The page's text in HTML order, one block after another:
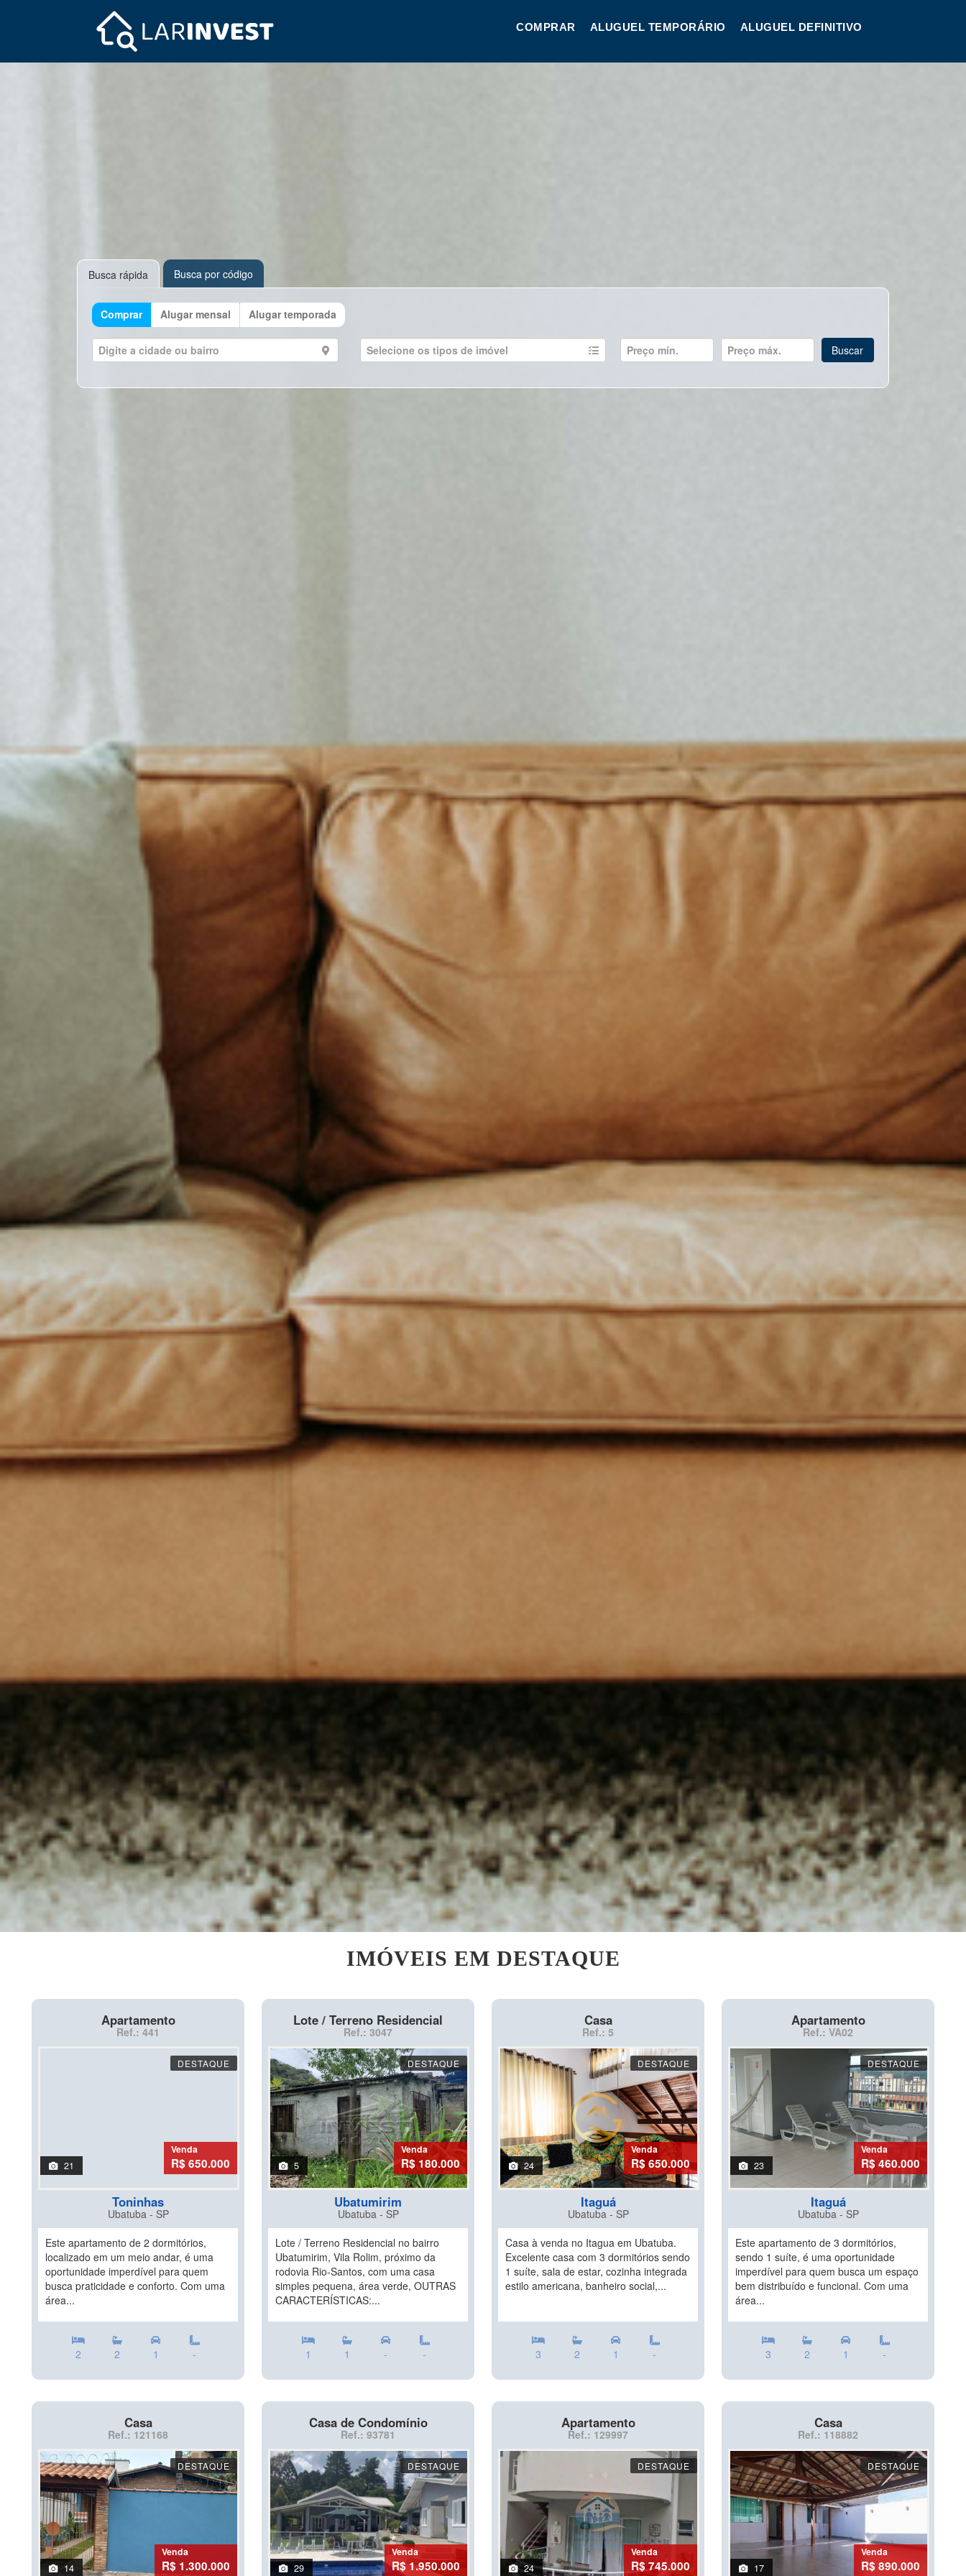
COMPRAR ALUGUEL TEMPORÁRIO ALUGUEL DEFINITIVO
Busca rápida Busca por código
Comprar Alugar mensal Alugar temporada
IMÓVEIS EM DESTAQUE
Apartamento
Ref.: 441
DESTAQUE
21
Venda
R$ 650.000
Toninhas
Ubatuba - SP
Este apartamento de 2 dormitórios,
localizado em um meio andar, é uma
oportunidade imperdível para quem
busca praticidade e conforto. Com uma
área...
2 2 1 -
Lote / Terreno Residencial
Ref.: 3047
DESTAQUE
5
Venda
R$ 180.000
Ubatumirim
Ubatuba - SP
Lote / Terreno Residencial no bairro
Ubatumirim, Vila Rolim, próximo da
rodovia Rio-Santos, com uma casa
simples pequena, área verde, OUTRAS
CARACTERÍSTICAS:...
1 1 - -
Casa
Ref.: 5
DESTAQUE
24
Venda
R$ 650.000
Itaguá
Ubatuba - SP
Casa à venda no Itagua em Ubatuba.
Excelente casa com 3 dormitórios sendo
1 suíte, sala de estar, cozinha integrada
estilo americana, banheiro social,...
3 2 1 -
Apartamento
Ref.: VA02
DESTAQUE
23
Venda
R$ 460.000
Itaguá
Ubatuba - SP
Este apartamento de 3 dormitórios,
sendo 1 suíte, é uma oportunidade
imperdível para quem busca um espaço
bem distribuído e funcional. Com uma
área...
3 2 1 -
Casa
Ref.: 121168
DESTAQUE
14
Venda
R$ 1.300.000
Casa de Condomínio
Ref.: 93781
DESTAQUE
29
Venda
R$ 1.950.000
Apartamento
Ref.: 129997
DESTAQUE
24
Venda
R$ 745.000
Casa
Ref.: 118882
DESTAQUE
17
Venda
R$ 890.000